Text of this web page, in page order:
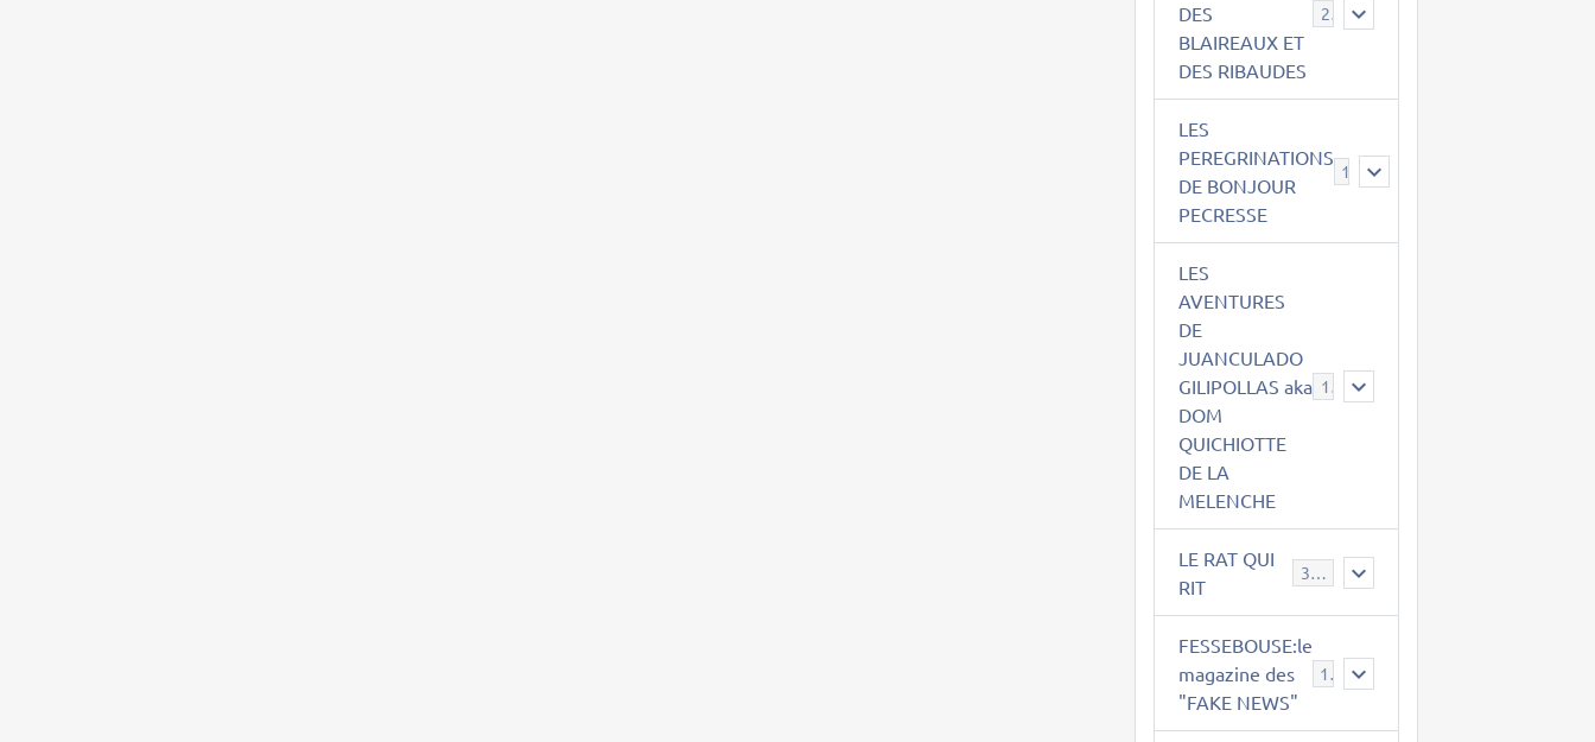
DES
BLAIREAUX ET
DES RIBAUDES
21
LES
PEREGRINATIONS
DE BONJOUR
PECRESSE
14
LES
AVENTURES
DE
JUANCULADO
GILIPOLLAS aka
DOM
QUICHIOTTE
DE LA
MELENCHE
119
LE RAT QUI
RIT
395
FESSEBOUSE:le
magazine des
"FAKE NEWS"
19